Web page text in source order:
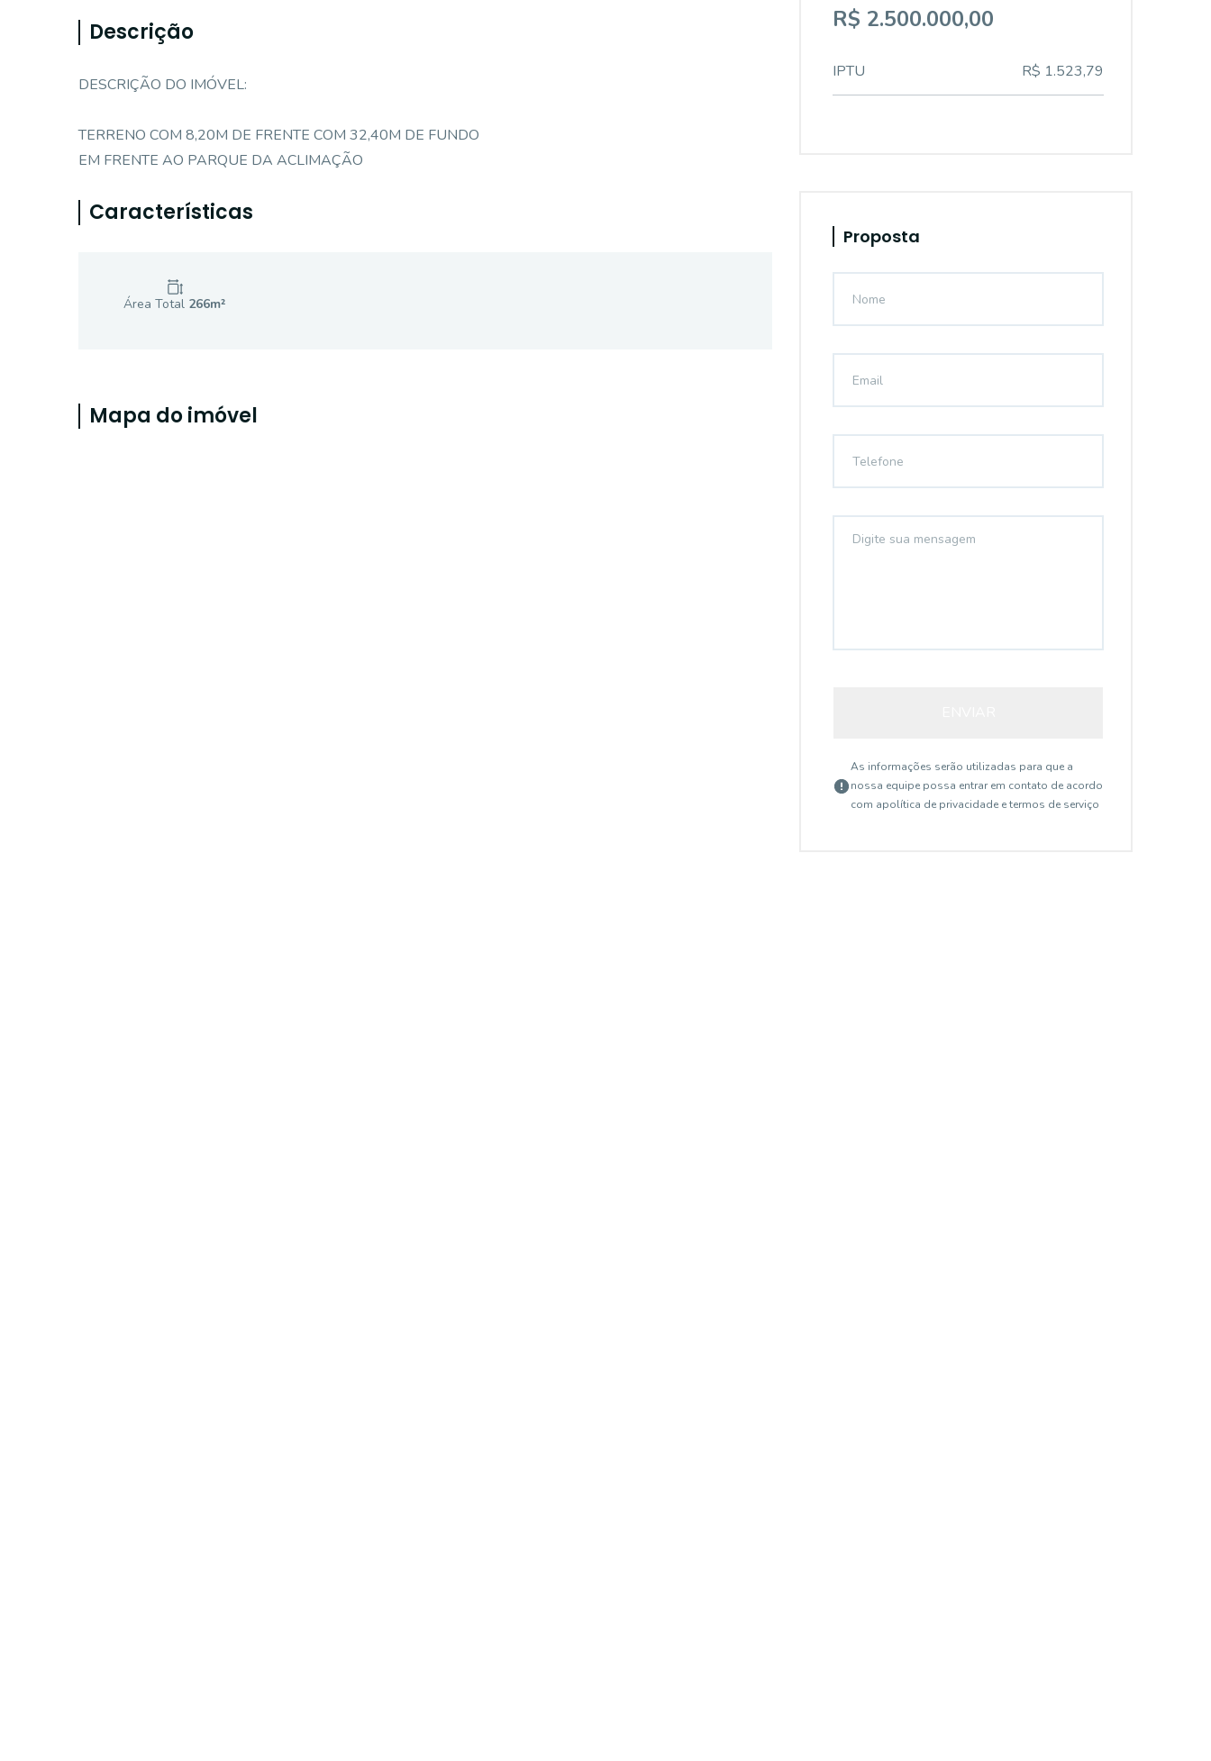
Descrição
DESCRIÇÃO DO IMÓVEL:
TERRENO COM 8,20M DE FRENTE COM 32,40M DE FUNDO
EM FRENTE AO PARQUE DA ACLIMAÇÃO
Características
Área Total 266m²
Mapa do imóvel
R$ 2.500.000,00
IPTU R$ 1.523,79
Proposta
As informações serão utilizadas para que a
nossa equipe possa entrar em contato de acordo
com apolítica de privacidade e termos de serviço